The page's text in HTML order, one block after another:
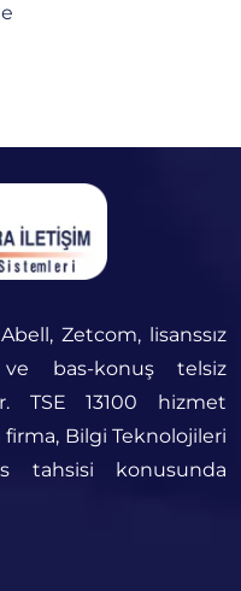
Zetcom, lisanssız
bas-konuş telsiz
TSE 13100 hizmet
Bilgi Teknolojileri
tahsisi konusunda